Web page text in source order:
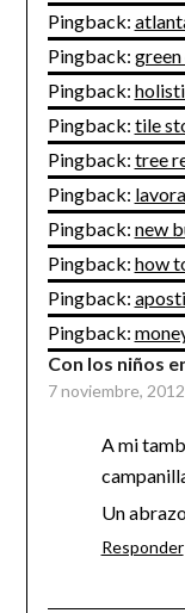
Pingback:
Pingback:
Pingback:
Pingback: tile
Pingback: tree
Pingback:
Pingback: new
Pingback: how
Pingback:
Pingback:
Con los niños
7 noviembre,
A mi
Un
Responder